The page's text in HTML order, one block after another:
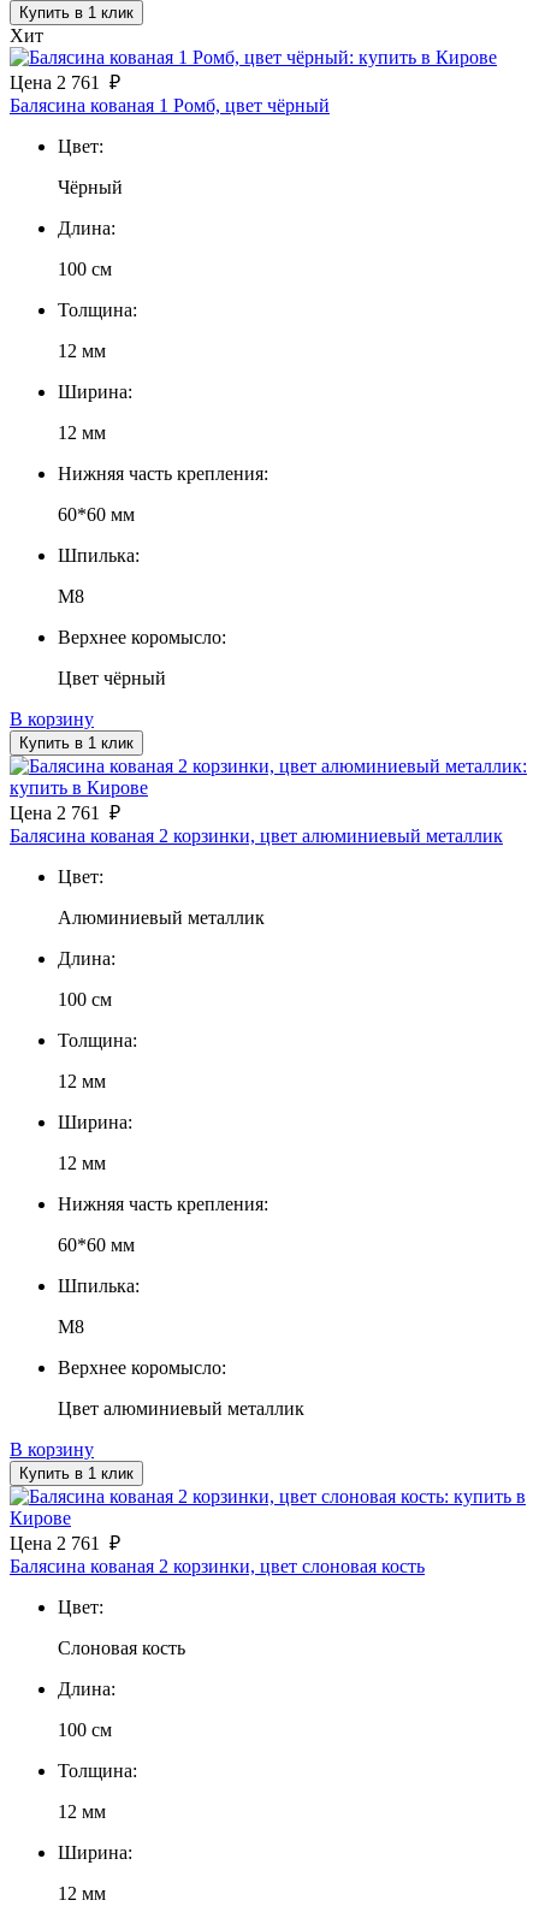
Купить в 1 клик
Хит
Цена 2 761
₽
Балясина кованая 1 Ромб, цвет чёрный
Цвет:
Чёрный
Длина:
100 см
Толщина:
12 мм
Ширина:
12 мм
Нижняя часть крепления:
60*60 мм
Шпилька:
М8
Верхнее коромысло:
Цвет чёрный
В корзину
Купить в 1 клик
Цена 2 761
₽
Балясина кованая 2 корзинки, цвет алюминиевый металлик
Цвет:
Алюминиевый металлик
Длина:
100 см
Толщина:
12 мм
Ширина:
12 мм
Нижняя часть крепления:
60*60 мм
Шпилька:
М8
Верхнее коромысло:
Цвет алюминиевый металлик
В корзину
Купить в 1 клик
Цена 2 761
₽
Балясина кованая 2 корзинки, цвет слоновая кость
Цвет:
Слоновая кость
Длина:
100 см
Толщина:
12 мм
Ширина:
12 мм